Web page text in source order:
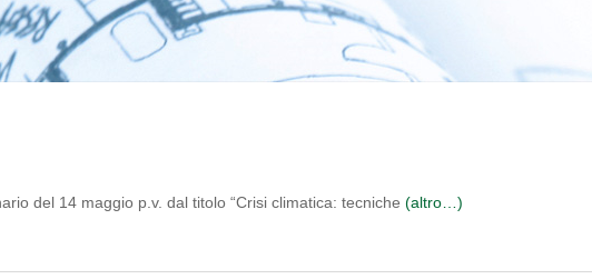
del 14 maggio p.v. dal titolo “Crisi climatica: tecniche (altro…)